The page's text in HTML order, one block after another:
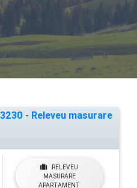
- Releveu masurare
RELEVEU
MASURARE
APARTAMENT